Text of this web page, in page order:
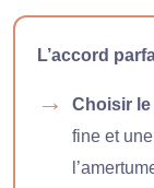
L’accord
Choisir
fine et